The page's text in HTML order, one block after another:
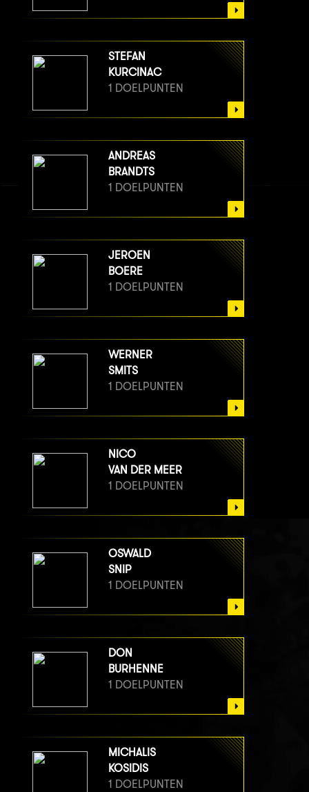
STEFAN
KURCINAC
1 DOELPUNTEN
ANDREAS
BRANDTS
1 DOELPUNTEN
JEROEN
BOERE
1 DOELPUNTEN
WERNER
SMITS
1 DOELPUNTEN
NICO
VAN DER MEER
1 DOELPUNTEN
OSWALD
SNIP
1 DOELPUNTEN
DON
BURHENNE
1 DOELPUNTEN
MICHALIS
KOSIDIS
1 DOELPUNTEN